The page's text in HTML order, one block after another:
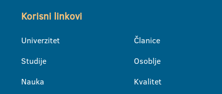
Korisni linkovi
Univerzitet
Studije
Nauka
Članice
Osoblje
Kvalitet